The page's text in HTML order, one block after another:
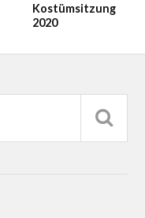
Kostümsitzung
2020